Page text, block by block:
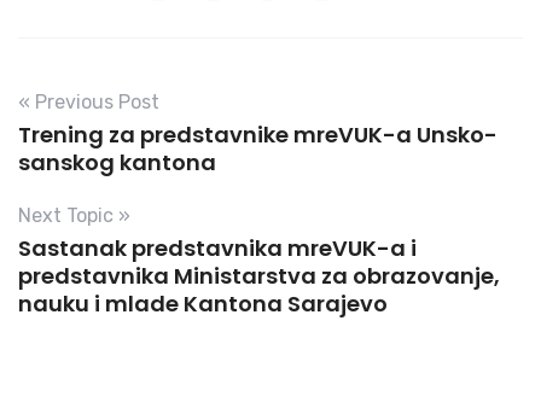
« Previous Post
Trening za predstavnike mreVUK-a Unsko-
sanskog kantona
Next Topic »
Sastanak predstavnika mreVUK-a i
predstavnika Ministarstva za obrazovanje,
nauku i mlade Kantona Sarajevo